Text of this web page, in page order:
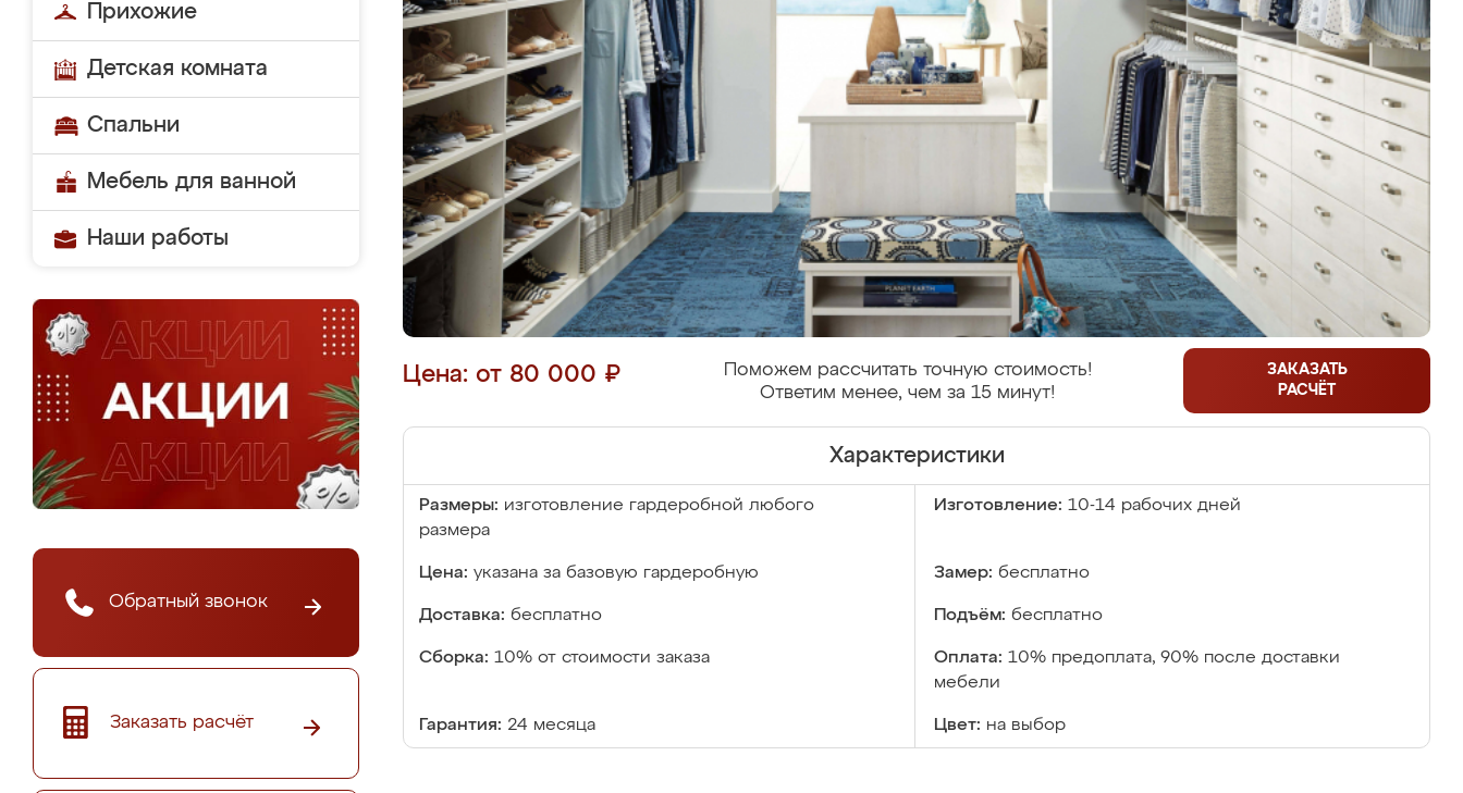
Прихожие
Детская комната
Спальни
Мебель для ванной
Наши работы
Обратный звонок
Заказать расчёт
Цена: от 80 000 ₽
Поможем рассчитать точную стоимость!
Ответим менее, чем за 15 минут!
ЗАКАЗАТЬ
РАСЧЁТ
Характеристики
Размеры: изготовление гардеробной любого
размера
Изготовление: 10-14 рабочих дней
Цена: указана за базовую гардеробную Замер: бесплатно
Доставка: бесплатно Подъём: бесплатно
Сборка: 10% от стоимости заказа Оплата: 10% предоплата, 90% после доставки
мебели
Гарантия: 24 месяца Цвет: на выбор